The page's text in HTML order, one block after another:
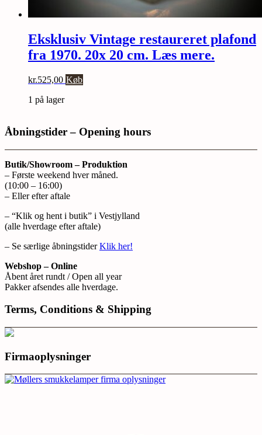
Eksklusiv Vintage restaureret plafond
fra 1970. 20x 20 cm. Læs mere.
kr.525,00 Køb
1 på lager
Åbningstider – Opening hours
Butik/Showroom – Produktion
– Første weekend hver måned.
(10:00 – 16:00)
– Eller efter aftale
– “Klik og hent i butik” i Vestjylland
(alle hverdage efter aftale)
– Se særlige åbningstiderKlik her!
Webshop – Online
Åbent året rundt / Open all year
Pakker afsendes alle hverdage.
Terms, Conditions & Shipping
Firmaoplysninger